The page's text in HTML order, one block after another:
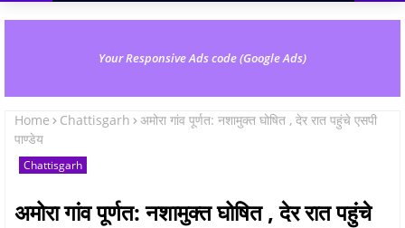
Your Responsive Ads code (Google Ads)
Home Chattisgarh
अमोरा गांव पूर्णत: नशामुक्त घोषित , देर रात पहुंचे एसपी
पाण्डेय
Chattisgarh
अमोरा गांव पूर्णत: नशामुक्त घोषित , देर रात पहुंचे